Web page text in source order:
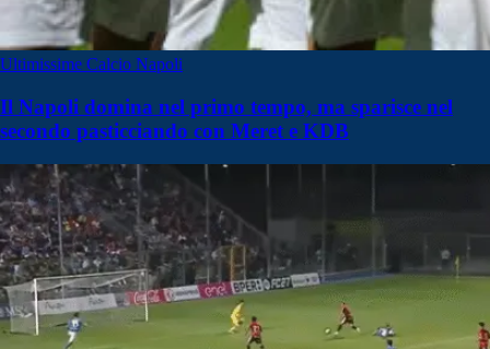
Ultimissime Calcio Napoli
Il Napoli domina nel primo tempo, ma sparisce nel
secondo pasticciando con Meret e KDB